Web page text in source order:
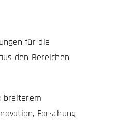
für die
den Bereichen
breiterem
Forschung